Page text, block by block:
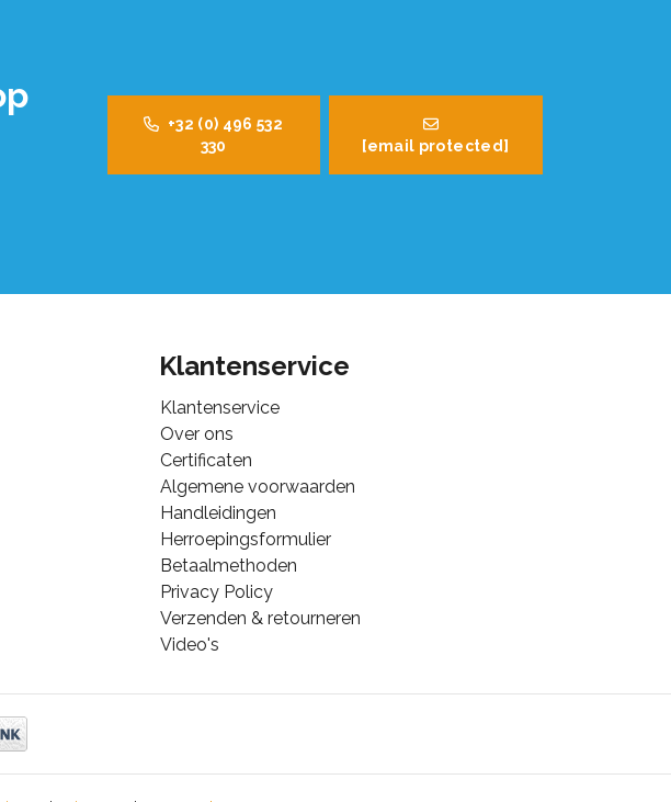
+32 (0) 496 532
330
[email protected]
Klantenservice
Klantenservice
Over ons
Certificaten
Algemene voorwaarden
Handleidingen
Herroepingsformulier
Betaalmethoden
Privacy Policy
Verzenden & retourneren
Video's